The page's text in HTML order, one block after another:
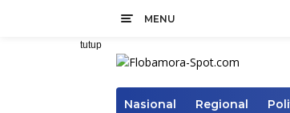
MENU
tutup
Nasional Regional